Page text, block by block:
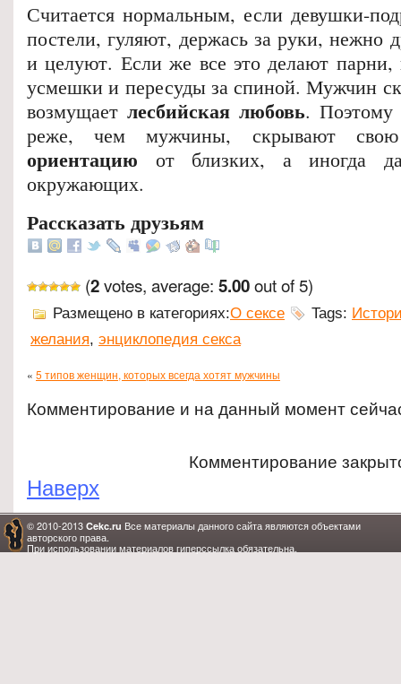
Считается нормальным, если девушки-
постели, гуляют, держась за руки, нежно
и целуют. Если же все это делают
усмешки и пересуды за спиной. Мужчин
возмущает лесбийская любовь.
реже, чем мужчины, скрывают
ориентацию от близких, а иногда
окружающих.
Рассказать друзьям
(2votes, average: 5.00out of 5)
Размещено в категориях:О сексе Tags:
желания, энциклопедия секса
« 5 типов женщин, которых всегда хотят мужчины
Комментирование и на данный момент
Комментирование
Наверх
© 2010-2013 Cekc.ru Все материалы данного сайта являются объектами
авторского права.
При использовании материалов гиперссылка обязательна.